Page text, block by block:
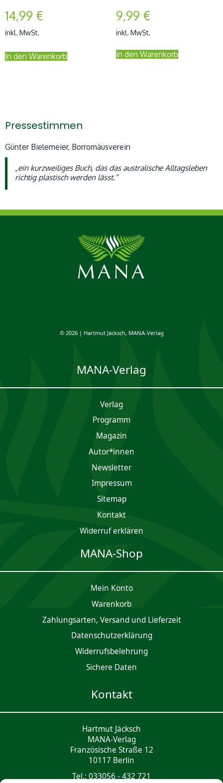
14,99 €
inkl. MwSt.
In den Warenkorb
9,99 €
inkl. MwSt.
In den Warenkorb
Pressestimmen
Günter Bielemeier, Borromäusverein
„ein kurzweiliges Buch, das das australische Alltagsleben
richtig plastisch werden lässt.“
© 2026 | Hartmut Jäcksch, MANA-Verlag
MANA-Verlag
Verlag
Programm
Magazin
Autor*innen
Newsletter
Impres­sum
Sitemap
Kontakt
Widerruf erklären
MANA-Shop
Mein Konto
Waren­korb
Zahlungsarten, Versand und Lieferzeit
Daten­schutz­er­klärung
Widerrufsbelehrung
Sichere Daten
Kontakt
Hartmut Jäcksch
MANA-Verlag
Französische Straße 12
10117 Berlin
Tel.: 033056 - 432 721